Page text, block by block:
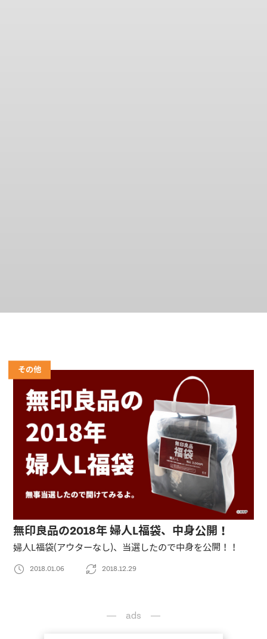
その他
無印良品の2018年 婦人L福袋、中身公開！
婦人L福袋(アウターなし)、当選したので中身を公開！！
2018.01.06 2018.12.29
ads